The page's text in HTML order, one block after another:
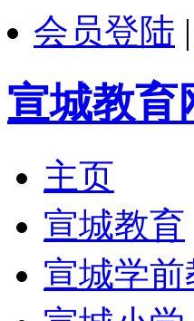
会员登陆 |
宣城教育
主页
宣城教育
宣城学前